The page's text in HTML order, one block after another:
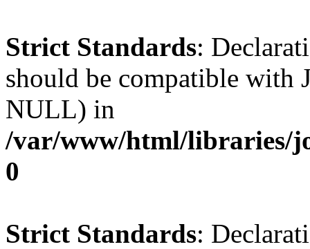
Strict Standards:
should be compatible with
NULL) in
/var/www/html/libraries/
0
Strict Standards: